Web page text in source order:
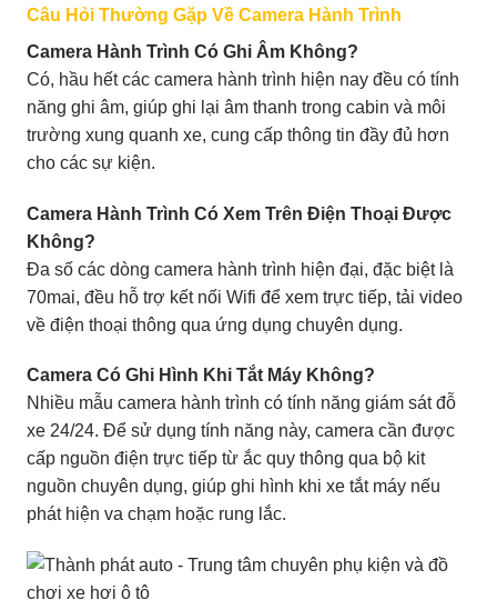
Câu Hỏi Thường Gặp Về Camera Hành Trình
Camera Hành Trình Có Ghi Âm Không?
Có, hầu hết các camera hành trình hiện nay đều có tính
năng ghi âm, giúp ghi lại âm thanh trong cabin và môi
trường xung quanh xe, cung cấp thông tin đầy đủ hơn
cho các sự kiện.
Camera Hành Trình Có Xem Trên Điện Thoại Được
Không?
Đa số các dòng camera hành trình hiện đại, đặc biệt là
70mai, đều hỗ trợ kết nối Wifi để xem trực tiếp, tải video
về điện thoại thông qua ứng dụng chuyên dụng.
Camera Có Ghi Hình Khi Tắt Máy Không?
Nhiều mẫu camera hành trình có tính năng giám sát đỗ
xe 24/24. Để sử dụng tính năng này, camera cần được
cấp nguồn điện trực tiếp từ ắc quy thông qua bộ kit
nguồn chuyên dụng, giúp ghi hình khi xe tắt máy nếu
phát hiện va chạm hoặc rung lắc.